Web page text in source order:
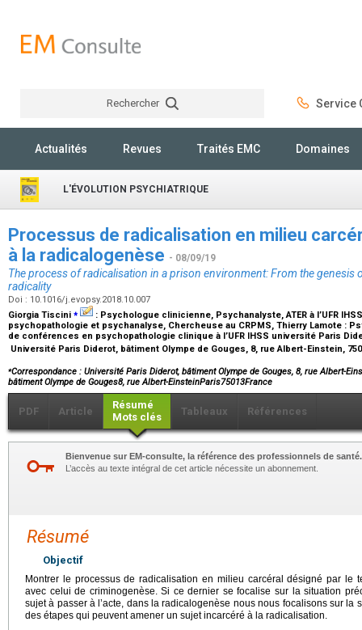
Rechercher Service
Actualités Revues Traités EMC Domaines
L'ÉVOLUTION PSYCHIATRIQUE
Processus de radicalisation en milieu
à la radicalogenèse - 08/09/19
The process of radicalisation in a prison environment: From the genesis
radicality
Doi : 10.1016/j.evopsy.2018.10.007
Giorgia Tiscini ⁎ : Psychologue clinicienne, Psychanalyste, ATER à l’UFR
psychopathologie et psychanalyse, Chercheuse au CRPMS, Thierry Lamote :
de conférences en psychopathologie clinique à l’UFR IHSS université Paris
Université Paris Diderot, bâtiment Olympe de Gouges, 8, rue Albert-Einstein,
⁎Correspondance : Université Paris Diderot, bâtiment Olympe de Gouges, 8, rue Albert-
bâtiment Olympe de Gouges8, rue Albert-EinsteinParis75013France
PDF Article
Résumé
Mots clés
Tableaux Références
Bienvenue sur EM-consulte, la référence des professionnels de santé.
L’accès au texte intégral de cet article nécessite un abonnement.
Résumé
Objectif
Montrer le processus de radicalisation en milieu carcéral désigné par le
avec celui de criminogenèse. Si ce dernier se focalise sur la situation
sujet à passer à l’acte, dans la radicalogenèse nous nous focalisons sur la
des étapes qui peuvent amener un sujet incarcéré à la radicalisation.